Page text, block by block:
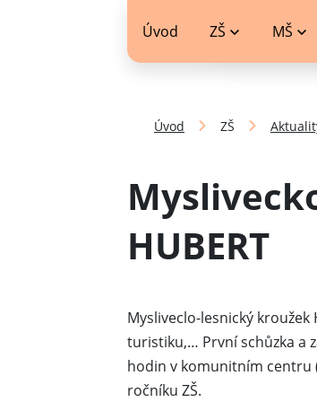
Úvod ZŠ MŠ
Úvod ZŠ
HUBERT
Mysliveclo-lesnický
turistiku,… První schůzka a
hodin v komunitním centru
ročníku ZŠ.